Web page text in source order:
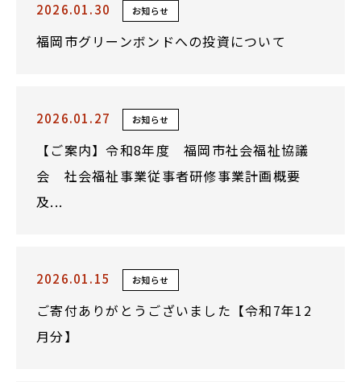
2026.01.30 お知らせ
福岡市グリーンボンドへの投資について
2026.01.27 お知らせ
【ご案内】令和8年度 福岡市社会福祉協議
会 社会福祉事業従事者研修事業計画概要
及...
2026.01.15 お知らせ
ご寄付ありがとうございました【令和7年12
月分】